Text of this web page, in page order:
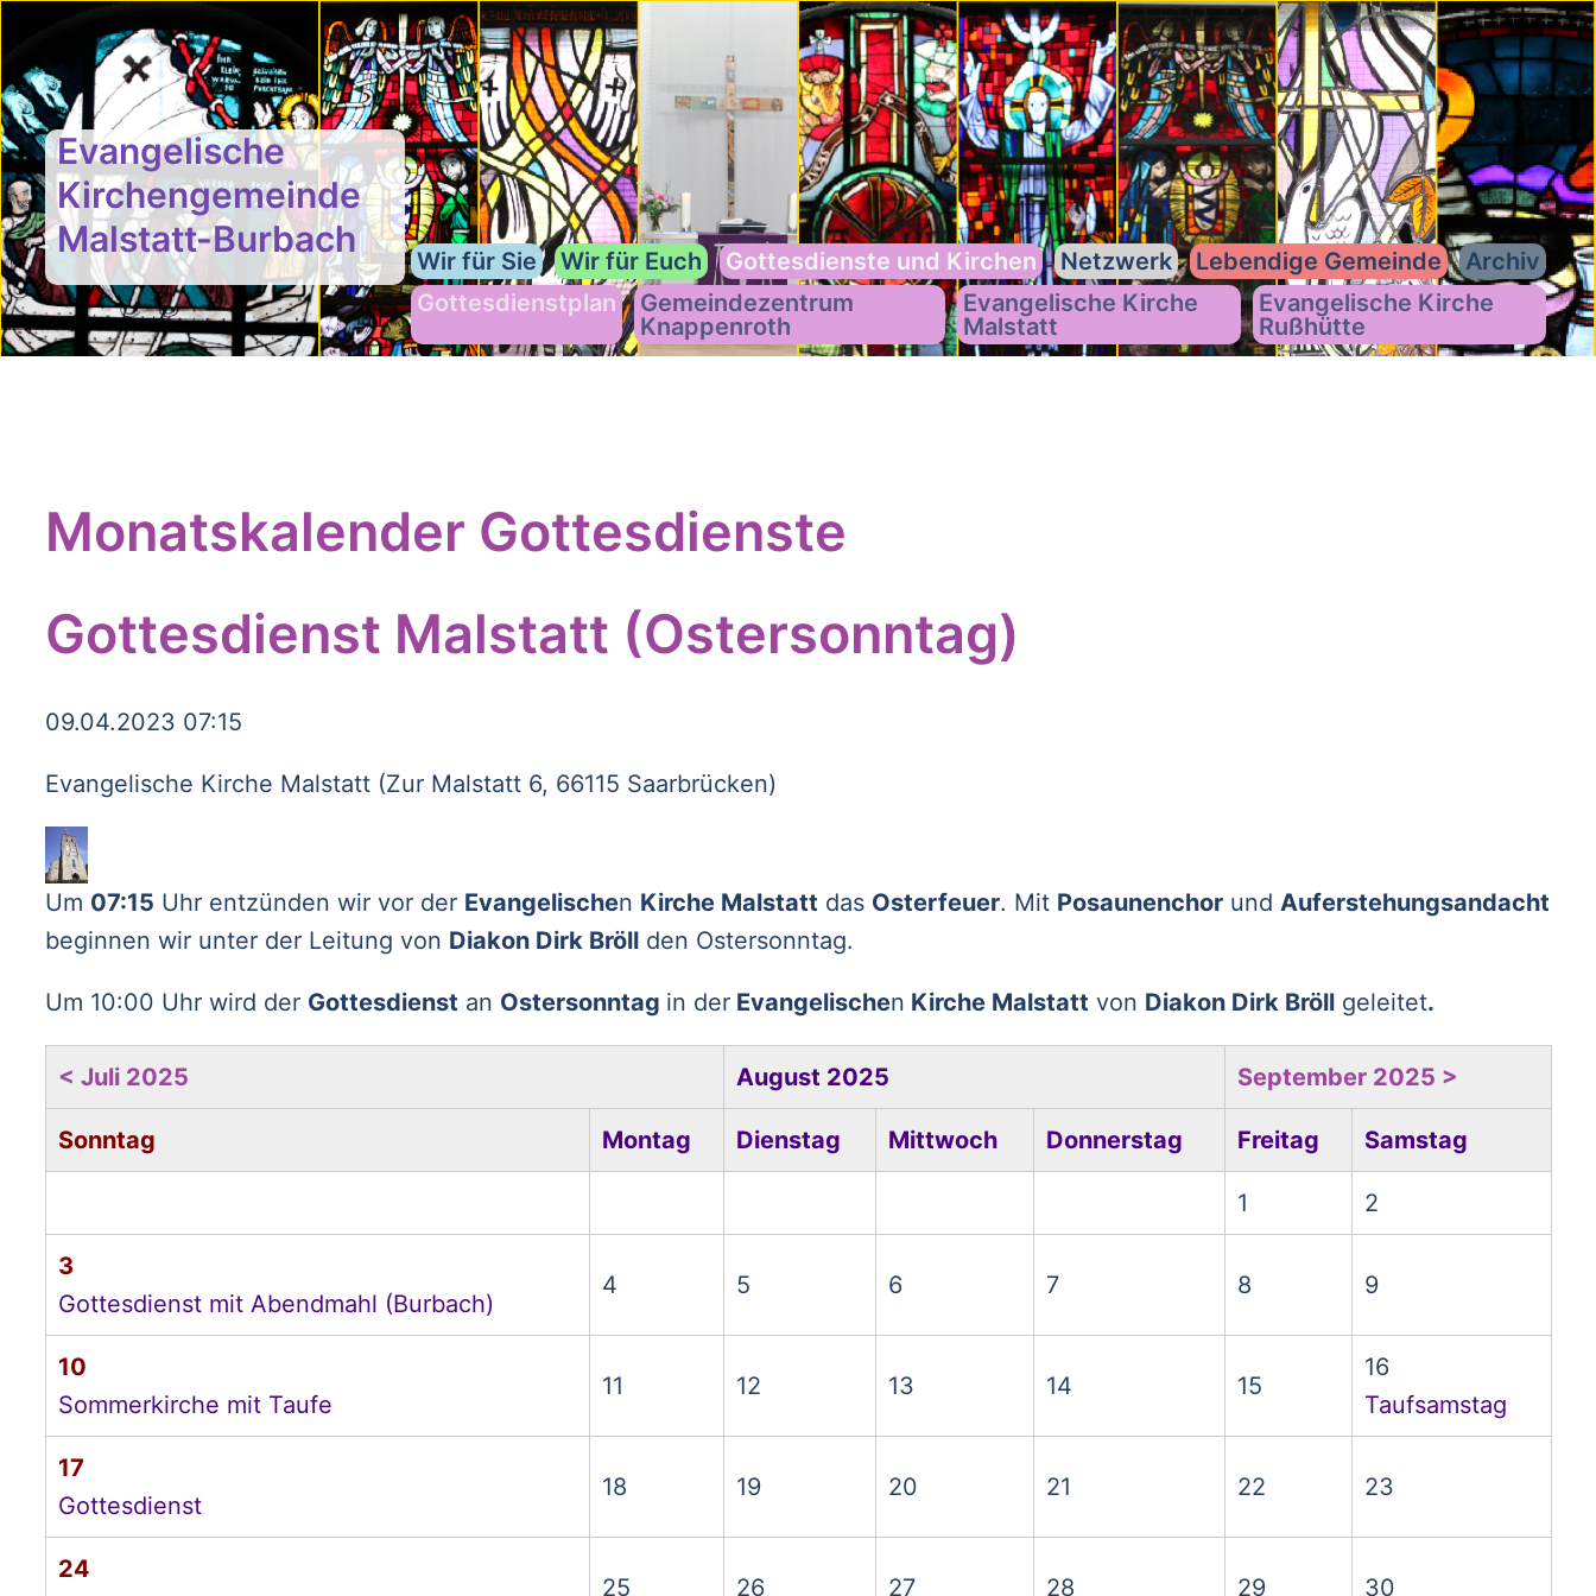
Evangelische
Kirchengemeinde
Malstatt-Burbach
Wir für Sie Wir für Euch
Gottesdienste und Kirchen
Gottesdienstplan
Gemeindezentrum
Knappenroth
Evangelische Kirche
Malstatt
Evangelische Kirche
Rußhütte
Netzwerk Lebendige Gemeinde Archiv
Monatskalender Gottesdienste
Gottesdienst Malstatt (Ostersonntag)
09.04.2023 07:15
Evangelische Kirche Malstatt (Zur Malstatt 6, 66115 Saarbrücken)
Um 07:15 Uhr entzünden wir vor der Evangelischen Kirche Malstatt das Osterfeuer. Mit Posaunenchorund Auferstehungsandacht
beginnen wir unter der Leitung von Diakon Dirk Bröllden Ostersonntag.
Um 10:00 Uhr wird der Gottesdienst an Ostersonntag in derEvangelischen Kirche Malstatt von Diakon Dirk Bröllgeleitet.
< Juli 2025 August 2025 September 2025 >
Sonntag Montag Dienstag Mittwoch Donnerstag Freitag Samstag
1 2
3
Gottesdienst mit Abendmahl (Burbach)
4 5 6 7 8 9
10
Sommerkirche mit Taufe
11 12 13 14 15
16
Taufsamstag
17
Gottesdienst
18 19 20 21 22 23
24
25 26 27 28 29 30